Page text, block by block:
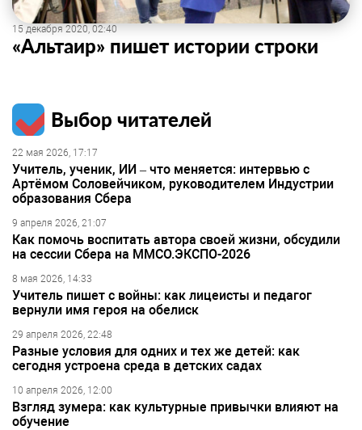
15 декабря 2020, 02:40
«Альтаир» пишет истории строки
Выбор читателей
22 мая 2026, 17:17
Учитель, ученик, ИИ – что меняется: интервью с
Артёмом Соловейчиком, руководителем Индустрии
образования Сбера
9 апреля 2026, 21:07
Как помочь воспитать автора своей жизни, обсудили
на сессии Сбера на ММСО.ЭКСПО-2026
8 мая 2026, 14:33
Учитель пишет с войны: как лицеисты и педагог
вернули имя героя на обелиск
29 апреля 2026, 22:48
Разные условия для одних и тех же детей: как
сегодня устроена среда в детских садах
10 апреля 2026, 12:00
Взгляд зумера: как культурные привычки влияют на
обучение